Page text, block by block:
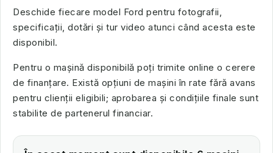
Deschide fiecare model Ford pentru fotografii,
specificații, dotări și tur video atunci când acesta este
disponibil.
Pentru o mașină disponibilă poți trimite online o cerere
de finanțare. Există opțiuni de mașini în rate fără avans
pentru clienții eligibili; aprobarea și condițiile finale sunt
stabilite de partenerul financiar.